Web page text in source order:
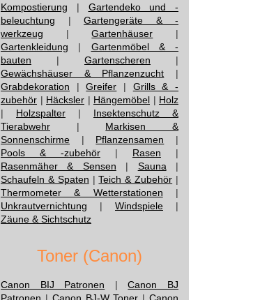
Kompostierung | Gartendeko und -
beleuchtung | Gartengeräte & -
werkzeug |Gartenhäuser |
Gartenkleidung | Gartenmöbel & -
bauten | Gartenscheren |
Gewächshäuser & Pflanzenzucht |
Grabdekoration |Greifer | Grills & -
zubehör | Häcksler | Hängemöbel | Holz
| Holzspalter | Insektenschutz &
Tierabwehr | Markisen &
Sonnenschirme | Pflanzensamen |
Pools & -zubehör | Rasen |
Rasenmäher & Sensen | Sauna |
Schaufeln & Spaten |Teich & Zubehör |
Thermometer & Wetterstationen |
Unkrautvernichtung | Windspiele |
Zäune & Sichtschutz
Toner (Canon)
Canon BIJ Patronen |Canon BJ